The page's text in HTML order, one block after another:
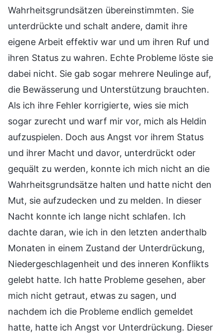
Wahrheitsgrundsätzen übereinstimmten. Sie
unterdrückte und schalt andere, damit ihre
eigene Arbeit effektiv war und um ihren Ruf und
ihren Status zu wahren. Echte Probleme löste sie
dabei nicht. Sie gab sogar mehrere Neulinge auf,
die Bewässerung und Unterstützung brauchten.
Als ich ihre Fehler korrigierte, wies sie mich
sogar zurecht und warf mir vor, mich als Heldin
aufzuspielen. Doch aus Angst vor ihrem Status
und ihrer Macht und davor, unterdrückt oder
gequält zu werden, konnte ich mich nicht an die
Wahrheitsgrundsätze halten und hatte nicht den
Mut, sie aufzudecken und zu melden. In dieser
Nacht konnte ich lange nicht schlafen. Ich
dachte daran, wie ich in den letzten anderthalb
Monaten in einem Zustand der Unterdrückung,
Niedergeschlagenheit und des inneren Konflikts
gelebt hatte. Ich hatte Probleme gesehen, aber
mich nicht getraut, etwas zu sagen, und
nachdem ich die Probleme endlich gemeldet
hatte, hatte ich Angst vor Unterdrückung. Dieser